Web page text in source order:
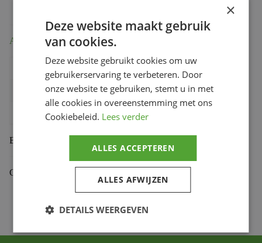
Aanvullende informatie
Bihr productcode 1075235009,153.43.F
Productmerk
Beoordelingen (0)
Gekoppelde Motoren
×
Deze website maakt gebruik
van cookies.
Deze website gebruikt cookies om uw
gebruikerservaring te verbeteren. Door
onze website te gebruiken, stemt u in met
alle cookies in overeenstemming met ons
Cookiebeleid. Lees verder
ALLES ACCEPTEREN
ALLES AFWIJZEN
DETAILS WEERGEVEN